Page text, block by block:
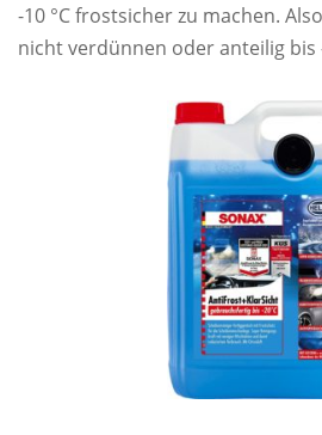
-10 °C frostsicher zu machen.
nicht verdünnen oder anteilig bis